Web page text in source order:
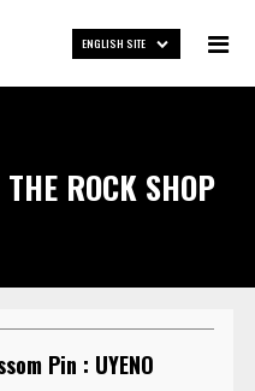
ENGLISH SITE
ROCK SHOP
Pin : UYENO